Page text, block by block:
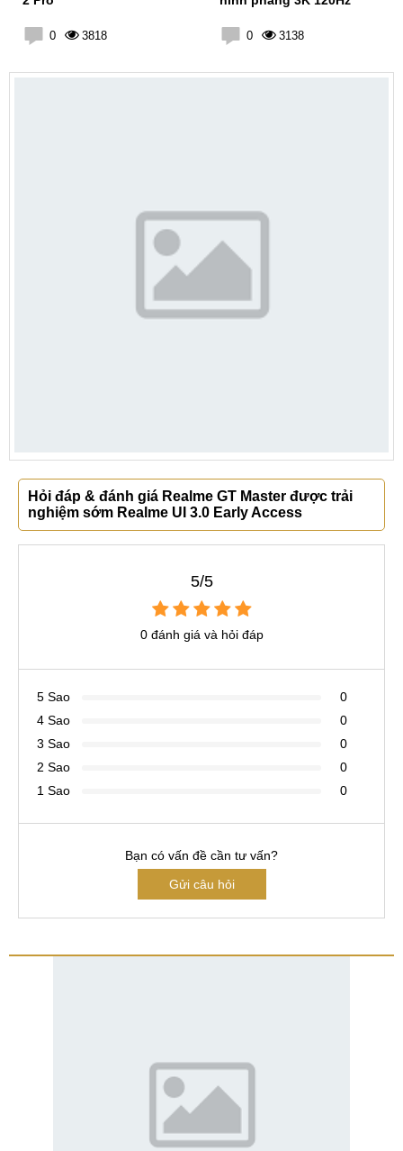
0 3818 0 3138
Hỏi đáp & đánh giá Realme GT Master được trải
nghiệm sớm Realme UI 3.0 Early Access
5/5
0 đánh giá và hỏi đáp
5 Sao
0
4 Sao
0
3 Sao
0
2 Sao
0
1 Sao
0
Bạn có vấn đề cần tư vấn?
Gửi câu hỏi